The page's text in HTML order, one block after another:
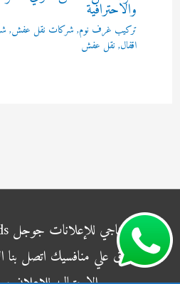
والاحترافية
تركيب غرف نوم, شركات نقل عفش,
اقفال, نقل عفش
وتفوق علي منافسيك اتصل بنا